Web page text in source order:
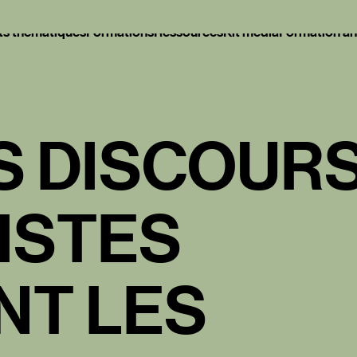
thématiquesFormationsRessourcesKit médiaFormation
DISCOUR
ISTES
TLES